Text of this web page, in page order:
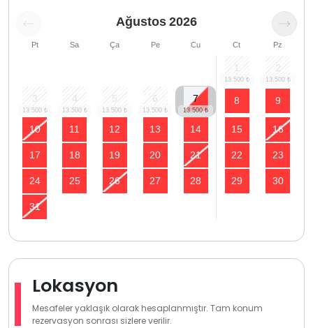
Ağustos 2026
Pt Sa Ça Pe Cu Ct Pz
1 2
3 4 5 6 7 8 9
10 11 12 13 14 15 16
17 18 19 20 21 22 23
24 25 26 27 28 29 30
31
Lokasyon
Mesafeler yaklaşık olarak hesaplanmıştır. Tam konum
rezervasyon sonrası sizlere verilir.